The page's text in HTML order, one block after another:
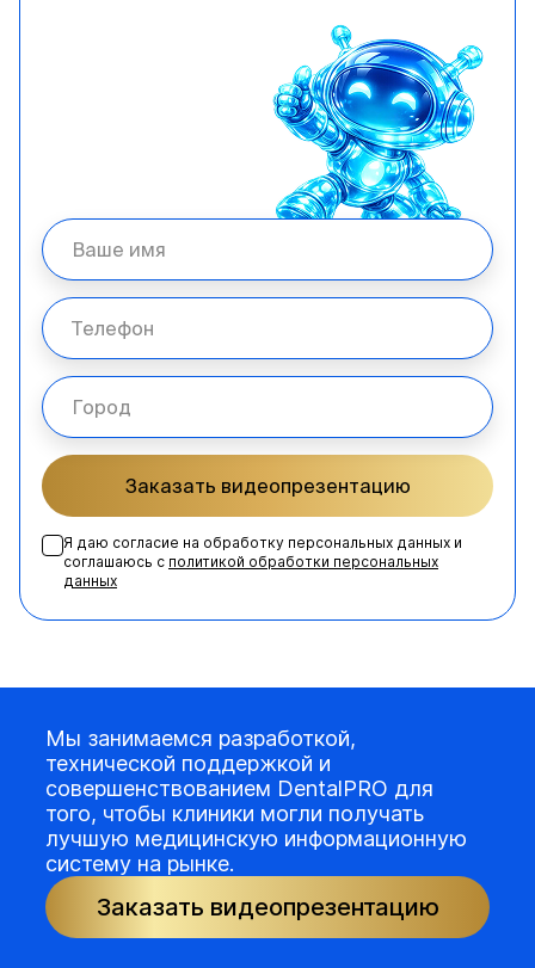
Заказать видеопрезентацию
Я даю согласие на обработку персональных данных и
соглашаюсь с политикой обработки персональных
данных
Мы занимаемся разработкой,
технической поддержкой и
совершенствованием DentalPRO для
того, чтобы клиники могли получать
лучшую медицинскую информационную
систему на рынке.
Заказать видеопрезентацию